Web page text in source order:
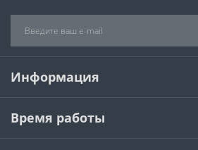
Информация
Время работы